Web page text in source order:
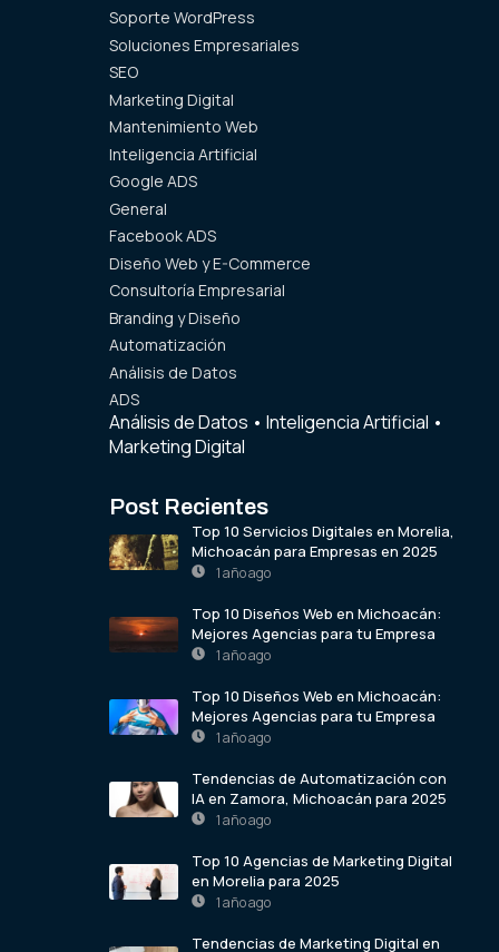
Soporte WordPress
Soluciones Empresariales
SEO
Marketing Digital
Mantenimiento Web
Inteligencia Artificial
Google ADS
General
Facebook ADS
Diseño Web y E-Commerce
Consultoría Empresarial
Branding y Diseño
Automatización
Análisis de Datos
ADS
Análisis de Datos • Inteligencia Artificial •
Marketing Digital
Post Recientes
Top 10 Servicios Digitales en Morelia,
Michoacán para Empresas en 2025
1 año ago
Top 10 Diseños Web en Michoacán:
Mejores Agencias para tu Empresa
1 año ago
Top 10 Diseños Web en Michoacán:
Mejores Agencias para tu Empresa
1 año ago
Tendencias de Automatización con
IA en Zamora, Michoacán para 2025
1 año ago
Top 10 Agencias de Marketing Digital
en Morelia para 2025
1 año ago
Tendencias de Marketing Digital en